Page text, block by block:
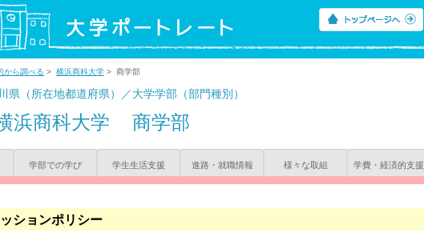
から調べる > 横浜商科大学 > 商学部
県（所在地都道府県）／大学学部（部門種別）
浜商科大学 商学部
学部での学び 学生生活支援 進路・就職情報 様々な取組 学費・経済的支援
ションポリシー